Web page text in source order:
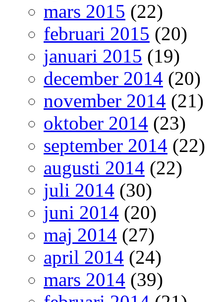
mars 2015 (22)
februari 2015 (20)
januari 2015 (19)
december 2014 (20)
november 2014 (21)
oktober 2014 (23)
september 2014 (22)
augusti 2014 (22)
juli 2014 (30)
juni 2014 (20)
maj 2014 (27)
april 2014 (24)
mars 2014 (39)